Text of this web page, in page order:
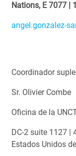
Nations, E 7077 |
Coordinador
Sr. Olivier Combe
Oficina de la
DC‑2 suite 1127 |
Estados Unidos